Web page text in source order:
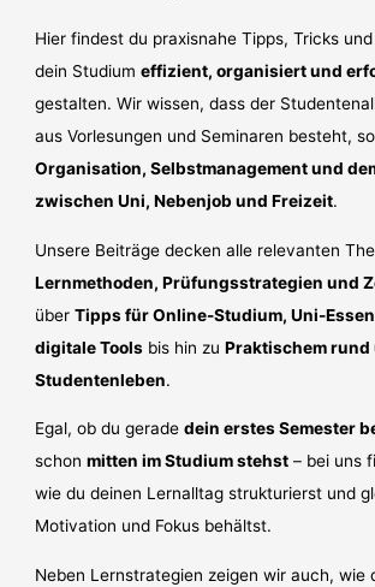
Hier findest du praxisnahe Tipps, Tricks
dein Studiumeffizient, organisiert und
gestalten. Wir wissen, dass der
aus Vorlesungen und Seminaren besteht,
Organisation, Selbstmanagement und
zwischen Uni, Nebenjob und Freizeit.
Unsere Beiträge decken alle relevanten
Lernmethoden, Prüfungsstrategien und
überTipps für Online-Studium, Uni-
digitale Tools bis hin zuPraktischem rund
Studentenleben.
Egal, ob du geradedein erstes Semester
schonmitten im Studium stehst – bei uns
wie du deinen Lernalltag strukturierst und
Motivation und Fokus behältst.
Neben Lernstrategien zeigen wir auch, wie